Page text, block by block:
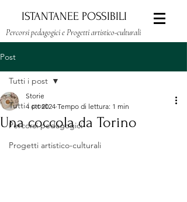
ISTANTANEE POSSIBILI
Percorsi pedagogici e Progetti artistico-culturali
Post
Tutti i post
Percorsi pedagogici
Progetti artistico-culturali
Tutti i post
Una coccola da Torino
Storie
4 ott 2024 Tempo di lettura: 1 min